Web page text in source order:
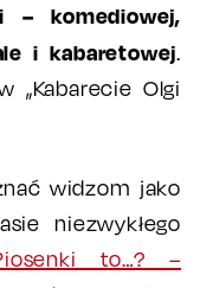
– komediowej,
i kabaretowej.
„Kabarecie Olgi
widzom jako
niezwykłego
to…? –